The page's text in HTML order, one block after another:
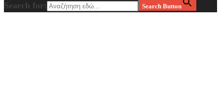
Search for: Search Button